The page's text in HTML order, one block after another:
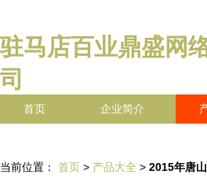
驻马店百业鼎盛网
司
首页 企业简介
当前位置： 首页 > 产品大全 > 2015年唐